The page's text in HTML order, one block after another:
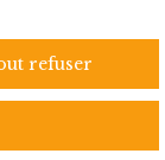
de
refuser